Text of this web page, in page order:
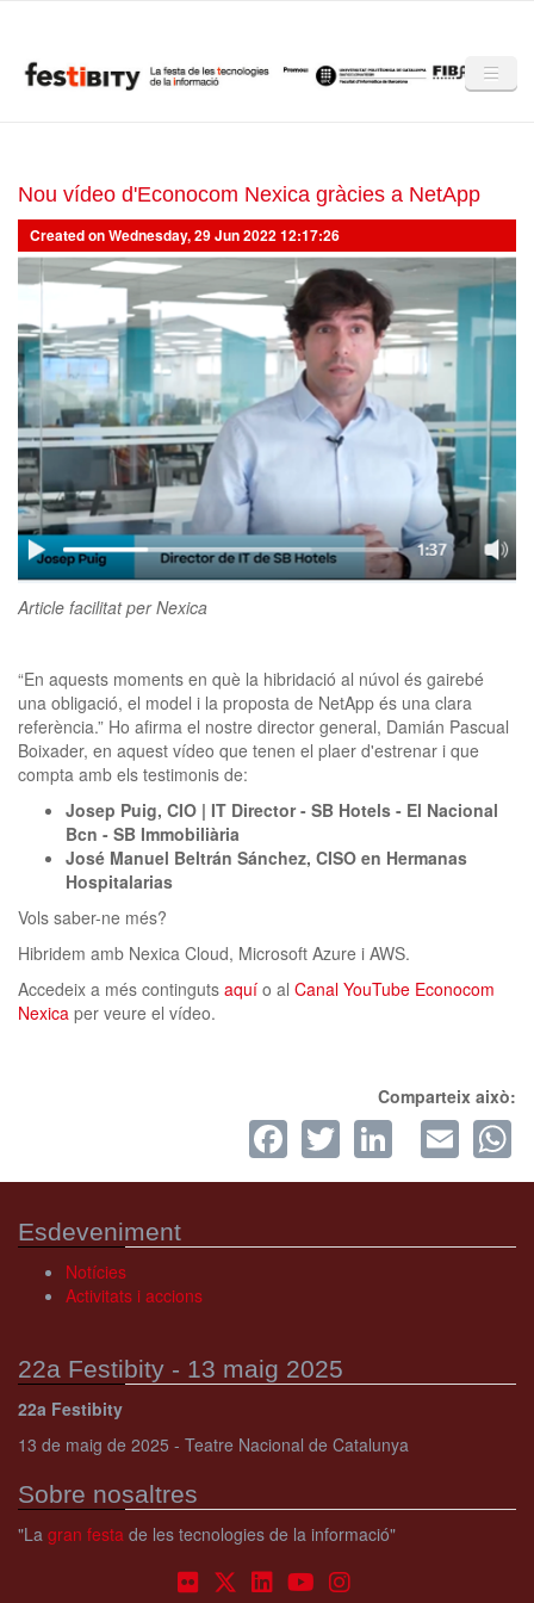
Club Festibity
La Festibity
Partners
Mencions
Notícies
Mèdia
Altres edicions
clickNEWS
Nou vídeo d'Econocom Nexica gràcies a NetApp
Created on Wednesday, 29 Jun 2022 12:17:26
Article facilitat per Nexica
“En aquests moments en què la hibridació al núvol és gairebé
una obligació, el model i la proposta de NetApp és una clara
referència.” Ho afirma el nostre director general, Damián Pascual
Boixader, en aquest vídeo que tenen el plaer d'estrenar i que
compta amb els testimonis de:
Josep Puig, CIO | IT Director - SB Hotels - El Nacional
Bcn - SB Immobiliària
José Manuel Beltrán Sánchez, CISO en Hermanas
Hospitalarias
Vols saber-ne més?
Hibridem amb Nexica Cloud, Microsoft Azure i AWS.
Accedeix a més continguts aquí o al Canal YouTube Econocom
Nexica per veure el vídeo.
Comparteix això:
Facebook
Twitter
Esdeveniment
Notícies
Activitats i accions
22a Festibity - 13 maig 2025
22a Festibity
13 de maig de 2025 - Teatre Nacional de Catalunya
Sobre nosaltres
"La gran festa de les tecnologies de la informació"